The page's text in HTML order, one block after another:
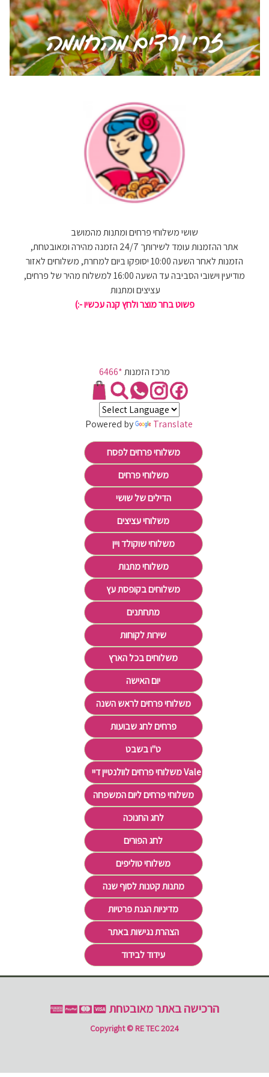
שושי משלוחי פרחים ומתנות מהמושב
אתר ההזמנות עומד לשירותך 24/7 הזמנה מהירה ומאובטחת,
הזמנות לאחר השעה 10:00 יסופקו ביום למחרת, משלוחים לאזור
מודיעין וישובי הסביבה עד השעה 16:00 למשלוח מהיר של פרחים,
עציצים ומתנות
פשוט בחר מוצר ולחץ קנה עכשיו -:)
מרכז הזמנות*6466
Powered by Translate
משלוחי פרחים לפסח
משלוחי פרחים
הדילים של שושי
משלוחי עציצים
משלוחי שוקולד ויין
משלוחי מתנות
משלוחים בקופסת עץ
מתחתנים
שירות לקוחות
משלוחים בכל הארץ
יום האישה
משלוחי פרחים לראש השנה
פרחים לחג שבועות
ט"ו בשבט
משלוחי פרחים לוולנטיין דיי Valentine's Day
משלוחי פרחים ליום המשפחה
לחג החנוכה
לחג הפורים
משלוחי טוליפים
מתנות קטנות לסוף שנה
מדיניות הגנת פרטיות
הצהרת נגישות באתר
עידוד לבידוד
הרכישה באתר מאובטחת
Copyright © RE TEC 2024